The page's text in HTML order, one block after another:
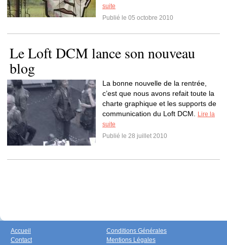
suite
Publié le 05 octobre 2010
Le Loft DCM lance son nouveau
blog
La bonne nouvelle de la rentrée,
c’est que nous avons refait toute la
charte graphique et les supports de
communication du Loft DCM.
Lire la
suite
Publié le 28 juillet 2010
Accueil
Contact
Conditions Générales
Mentions Légales